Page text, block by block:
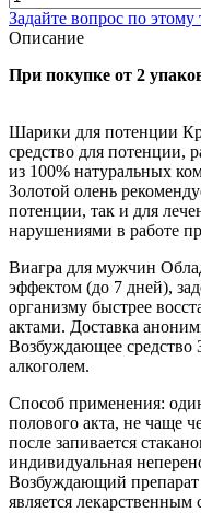
Задайте вопрос по этому
Описание
При покупке от 2
Шарики для потенции
средство для потенции,
из 100% натуральных
Золотой олень
потенции, так и для
нарушениями в работе
Виагра для мужчин
эффектом (до 7 дней),
организму быстрее
актами. Доставка
Возбуждающее средство
алкоголем.
Способ применения:
полового акта, не чаще
после запивается
индивидуальная
Возбуждающий
является лекарственным